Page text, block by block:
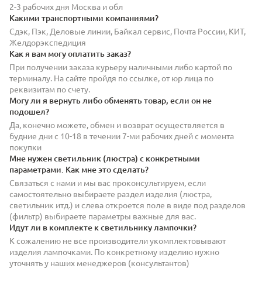
2-3 рабочих дня Москва и обл
Какими транспортными компаниями?
Сдэк, Пэк, Деловые линии, Байкал сервис, Почта России, КИТ,
Желдорэкспедиция
Как я вам могу оплатить заказ?
При получении заказа курьеру наличными либо картой по
терминалу. На сайте пройдя по ссылке, от юр лица по
реквизитам по счету.
Могу ли я вернуть либо обменять товар, если он не
подошел?
Да, конечно можете, обмен и возврат осуществляется в
будние дни с 10-18 в течении 7-ми рабочих дней с момента
покупки
Мне нужен светильник (люстра) с конкретными
параметрами. Как мне это сделать?
Связаться с нами и мы вас проконсультируем, если
самостоятельно выбираете раздел изделия (люстра,
светильник итд.) и слева откроется поле в виде под разделов
(фильтр) выбираете параметры важные для вас.
Идут ли в комплекте к светильнику лампочки?
К сожалению не все производители укомплектовывают
изделия лампочками. По конкретному изделию нужно
уточнять у наших менеджеров (консультантов)